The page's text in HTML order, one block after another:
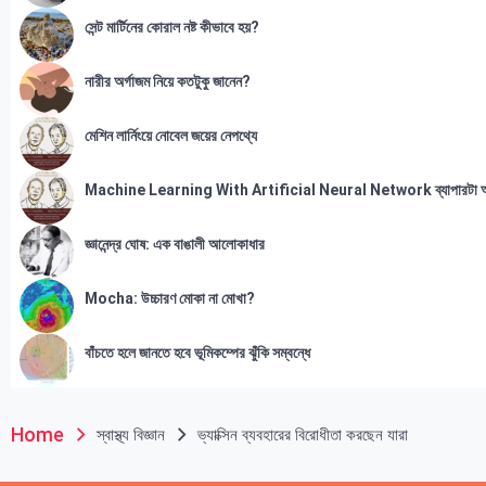
সেন্ট মার্টিনের কোরাল নষ্ট কীভাবে হয়?
নারীর অর্গাজম নিয়ে কতটুকু জানেন?
মেশিন লার্নিংয়ে নোবেল জয়ের নেপথ্যে
Machine Learning With Artificial Neural Network ব্যাপারটা
জ্ঞানেন্দ্র ঘোষ: এক বাঙালী আলোকাধার
Mocha: উচ্চারণ মোকা না মোখা?
বাঁচতে হলে জানতে হবে ভূমিকম্পের ঝুঁকি সম্বন্ধে
Home স্বাস্থ্য বিজ্ঞান ভ্যাক্সিন ব্যবহারের বিরোধীতা করছেন যারা